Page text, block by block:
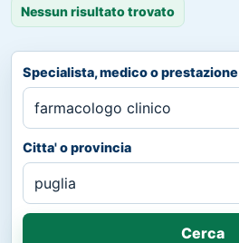
Nessun risultato trovato
Specialista, medico o prestazione
Citta' o provincia
Cerca